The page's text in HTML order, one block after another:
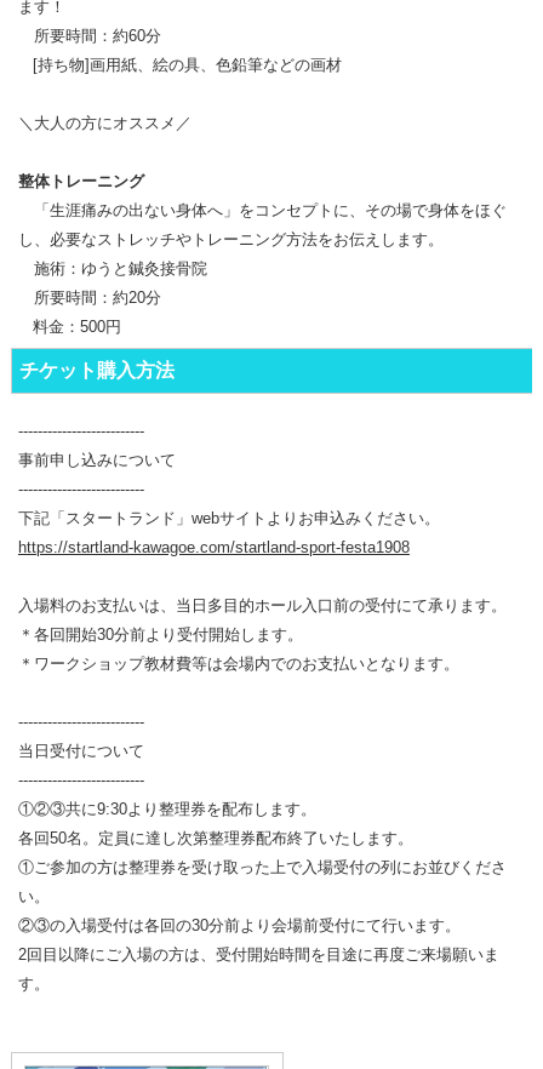
ます！
所要時間：約60分
[持ち物]画用紙、絵の具、色鉛筆などの画材
＼大人の方にオススメ／
整体トレーニング
「生涯痛みの出ない身体へ」をコンセプトに、その場で身体をほぐ
し、必要なストレッチやトレーニング方法をお伝えします。
施術：ゆうと鍼灸接骨院
所要時間：約20分
料金：500円
チケット購入方法
--------------------------
事前申し込みについて
--------------------------
下記「スタートランド」webサイトよりお申込みください。
https://startland-kawagoe.com/startland-sport-festa1908
入場料のお支払いは、当日多目的ホール入口前の受付にて承ります。
＊各回開始30分前より受付開始します。
＊ワークショップ教材費等は会場内でのお支払いとなります。
--------------------------
当日受付について
--------------------------
①②③共に9:30より整理券を配布します。
各回50名。定員に達し次第整理券配布終了いたします。
①ご参加の方は整理券を受け取った上で入場受付の列にお並びくださ
い。
②③の入場受付は各回の30分前より会場前受付にて行います。
2回目以降にご入場の方は、受付開始時間を目途に再度ご来場願いま
す。